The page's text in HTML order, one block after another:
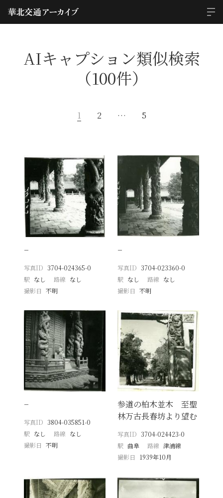
AIキャプション類似検索
（100件）
1 2 … 5
−
写真ID 3704-024365-0
駅 なし 路線 なし
撮影日
不明
−
写真ID 3704-023360-0
駅 なし 路線 なし
撮影日 不明
−
写真ID 3804-035851-0
駅 なし 路線 なし
撮影日
不明
参道の柏木並木 至聖
林万古長春坊より望む
写真ID 3704-024423-0
駅 曲阜 路線 津浦線
撮影日
1939年10月